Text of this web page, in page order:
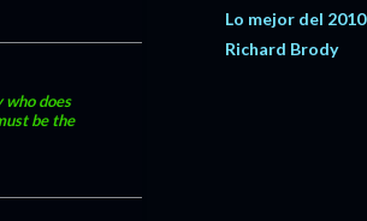
Lo mejor del 2010
Richard Brody
who does
be the